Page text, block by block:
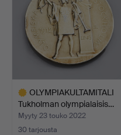
OLYMPIAKULTAMITALI
Tukholman olympialaisis…
Myyty 23 touko 2022
30 tarjousta